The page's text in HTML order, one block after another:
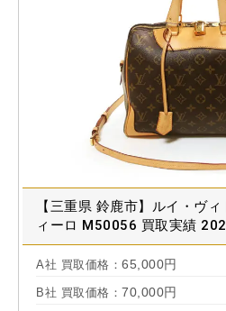
【三重県 鈴鹿市】ルイ・ヴ
ィーロ M50056 買取実績
A社 買取価格： 65,000円
B社 買取価格： 70,000円